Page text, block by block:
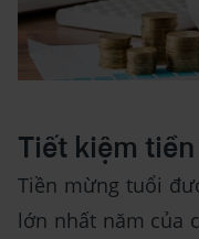
Tiết kiệm
Tiền mừng tuổi
lớn nhất năm của